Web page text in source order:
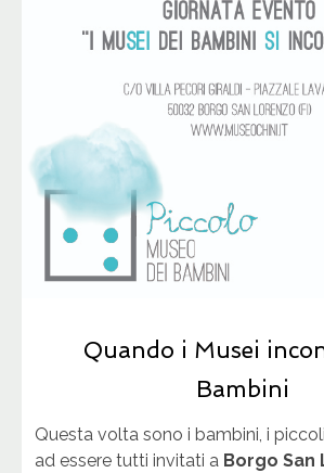
Quando i Musei
Bambini
Questa volta sono i bambini, i
ad essere tutti invitati a Borgo San